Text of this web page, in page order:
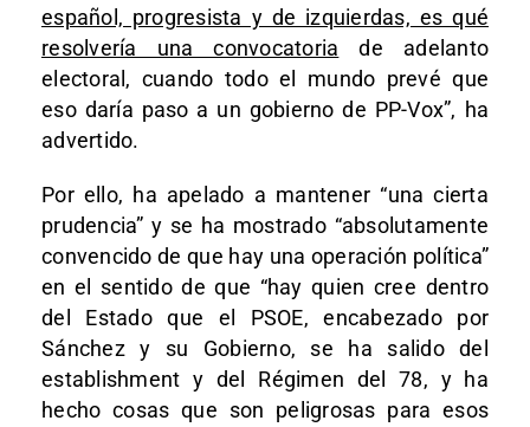
español, progresista y de izquierdas, es qué
resolvería una convocatoria de adelanto
electoral, cuando todo el mundo prevé que
eso daría paso a un gobierno de PP-Vox”, ha
advertido.
Por ello, ha apelado a mantener “una cierta
prudencia” y se ha mostrado “absolutamente
convencido de que hay una operación política”
en el sentido de que “hay quien cree dentro
del Estado que el PSOE, encabezado por
Sánchez y su Gobierno, se ha salido del
establishment y del Régimen del 78, y ha
hecho cosas que son peligrosas para esos